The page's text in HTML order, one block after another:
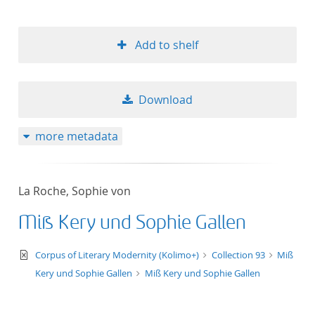
Add to shelf
Download
more metadata
La Roche, Sophie von
Miß Kery und Sophie Gallen
text/xml
Corpus of Literary Modernity (Kolimo+) Collection 93
Miß
Kery und Sophie Gallen
Miß Kery und Sophie Gallen